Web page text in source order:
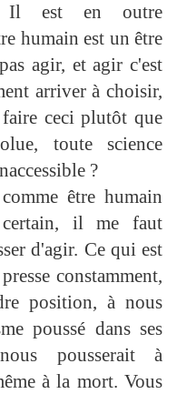
Il est en outre
humain est un être
agir, et agir c'est
arriver à choisir,
ceci plutôt que
toute science
?
être humain
il me faut
d'agir. Ce qui est
constamment,
position, à nous
poussé dans ses
pousserait à
à la mort. Vous